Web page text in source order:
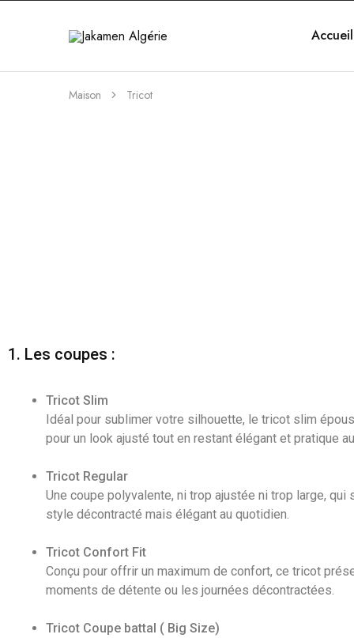
Jakamen Accueil
Maison Tricot
1. Les coupes :
Tricot Slim
Idéal pour sublimer votre silhouette, le tricot slim
pour un look ajusté tout en restant élégant et pratique
Tricot Regular
Une coupe polyvalente, ni trop ajustée ni trop large,
style décontracté mais élégant au quotidien.
Tricot Confort Fit
Conçu pour offrir un maximum de confort, ce tricot
moments de détente ou les journées décontractées.
Tricot Coupe battal ( Big Size)